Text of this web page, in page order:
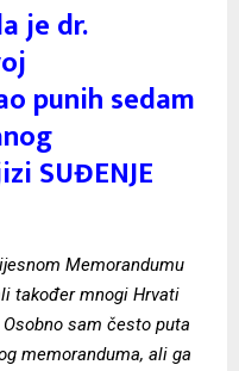
je dr.
punih sedam
SUĐENJE
Memorandumu
također mnogi Hrvati
sam često puta
memoranduma, ali ga